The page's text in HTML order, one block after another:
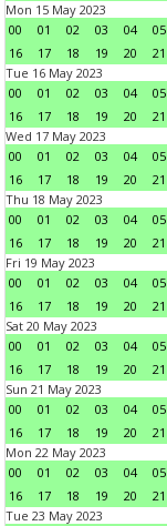
Mon 15 May 2023
00
01 02 03 04 05
16
17 18 19 20 21
Tue 16 May 2023
00
01 02 03 04 05
16
17 18 19 20 21
Wed 17 May 2023
00
01 02 03 04 05
16
17 18 19 20 21
Thu 18 May 2023
00
01 02 03 04 05
16
17 18 19 20 21
Fri 19 May 2023
00
01 02 03 04 05
16
17 18 19 20 21
Sat 20 May 2023
00
01 02 03 04 05
16
17 18 19 20 21
Sun 21 May 2023
00
01 02 03 04 05
16
17 18 19 20 21
Mon 22 May 2023
00
01 02 03 04 05
16
17 18 19 20 21
Tue 23 May 2023